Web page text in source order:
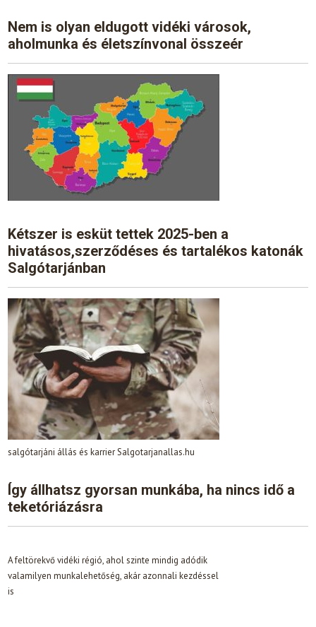
Nem is olyan eldugott vidéki városok,
aholmunka és életszínvonal összeér
Kétszer is esküt tettek 2025-ben a
hivatásos,szerződéses és tartalékos katonák
Salgótarjánban
salgótarjáni állás és karrier Salgotarjanallas.hu
Így állhatsz gyorsan munkába, ha nincs idő a
teketóriázásra
A feltörekvő vidéki régió, ahol szinte mindig adódik
valamilyen munkalehetőség, akár azonnali kezdéssel
is